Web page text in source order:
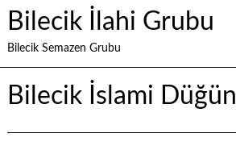
Bilecik İlahi Grubu
Bilecik Semazen Grubu
Bilecik İslami Düğün